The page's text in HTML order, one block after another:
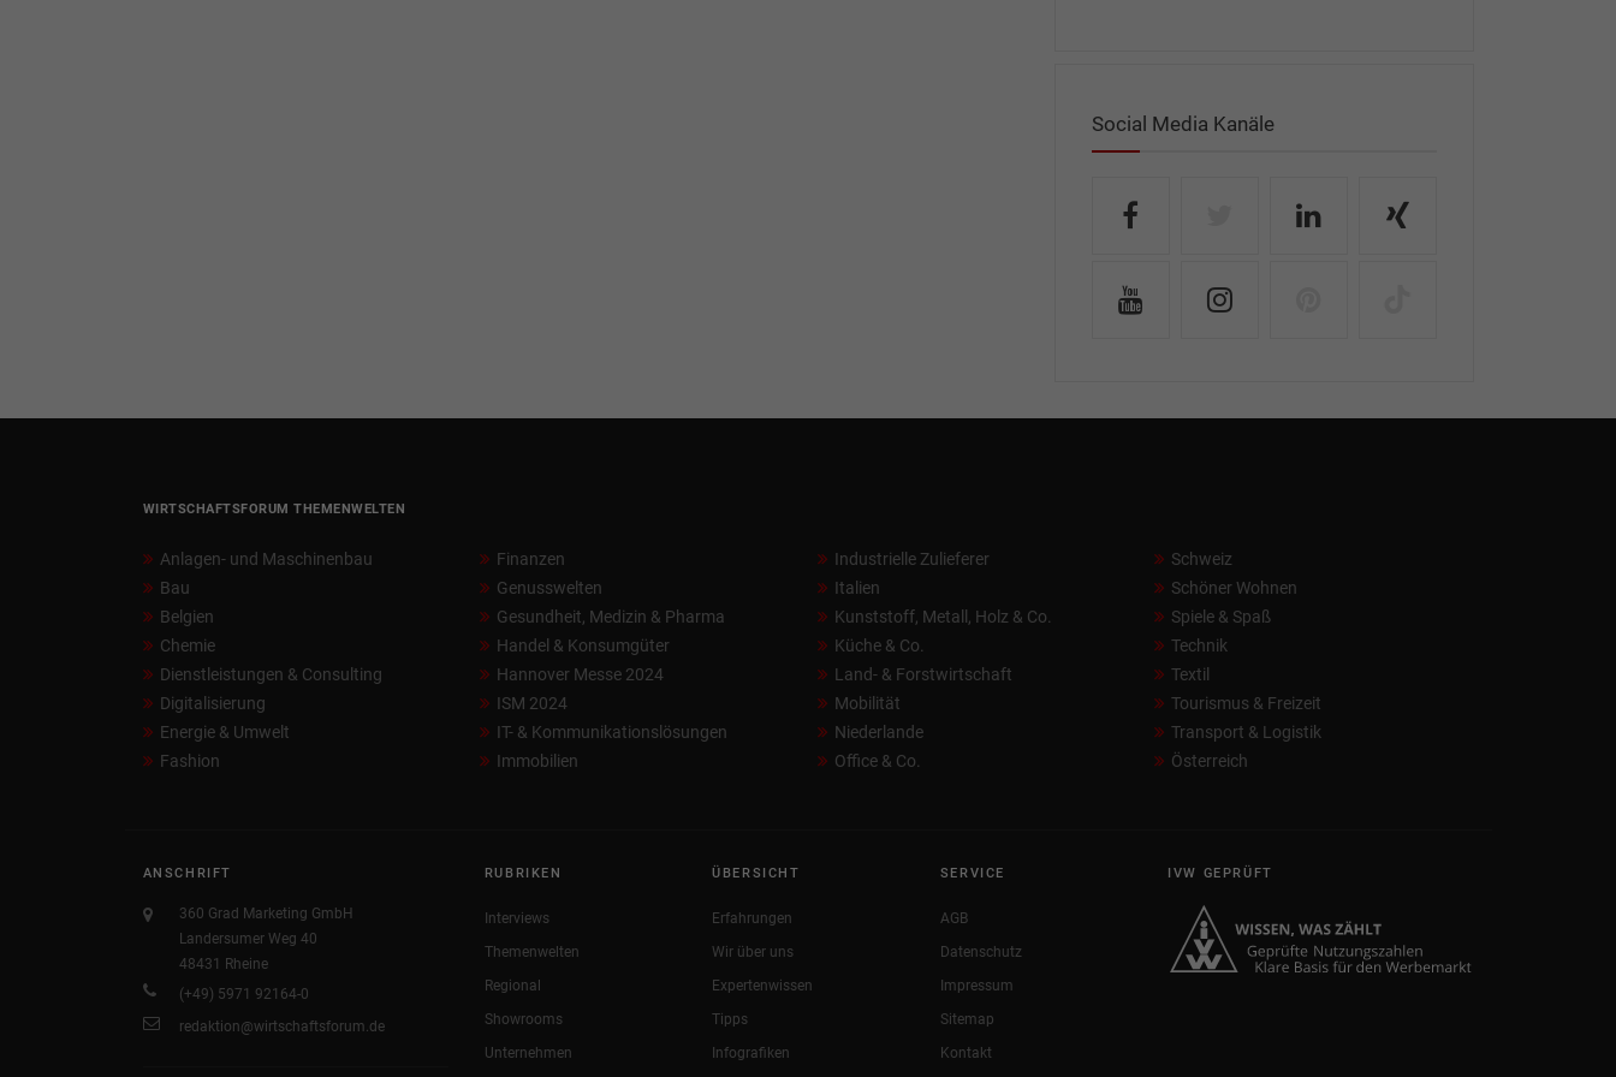
Social Media Kanäle
WIRTSCHAFTSFORUM THEMENWELTEN
Anlagen- und Maschinenbau
Bau
Belgien
Chemie
Dienstleistungen & Consulting
Digitalisierung
Energie & Umwelt
Fashion
Finanzen
Genusswelten
Gesundheit, Medizin & Pharma
Handel & Konsumgüter
Hannover Messe 2024
ISM 2024
IT- & Kommunikationslösungen
Immobilien
Industrielle Zulieferer
Italien
Kunststoff, Metall, Holz & Co.
Küche & Co.
Land- & Forstwirtschaft
Mobilität
Niederlande
Office & Co.
Schweiz
Schöner Wohnen
Spiele & Spaß
Technik
Textil
Tourismus & Freizeit
Transport & Logistik
Österreich
ANSCHRIFT
360 Grad Marketing GmbH
Landersumer Weg 40
48431 Rheine
(+49) 5971 92164-0
redaktion@wirtschaftsforum.de
RUBRIKEN
Interviews
Themenwelten
Regional
Showrooms
Unternehmen
ÜBERSICHT
Erfahrungen
Wir über uns
Expertenwissen
Tipps
Infografiken
SERVICE
AGB
Datenschutz
Impressum
Sitemap
Kontakt
IVW GEPRÜFT